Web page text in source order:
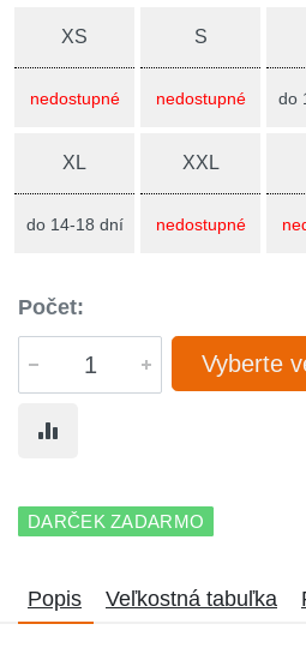
XS
nedostupné
S
nedostupné do
XL
do 14-18 dní
XXL
nedostupné
Počet:
Vyberte
DARČEK ZADARMO
Popis Veľkostná tabuľka